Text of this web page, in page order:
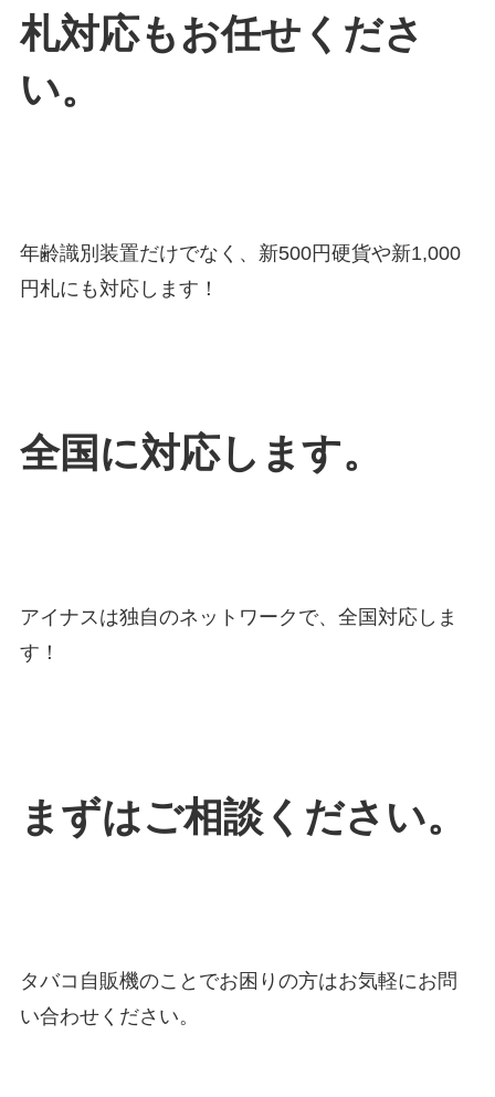
札対応もお任せくださ
い。
年齢識別装置だけでなく、新500円硬貨や新1,000
円札にも対応します！
全国に対応します。
アイナスは独自のネットワークで、全国対応しま
す！
まずはご相談ください。
タバコ自販機のことでお困りの方はお気軽にお問
い合わせください。